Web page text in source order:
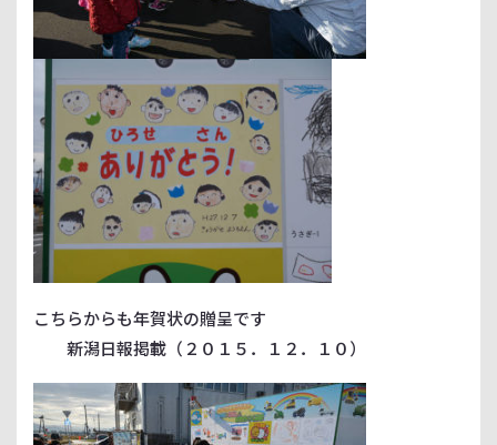
こちらからも年賀状の贈呈です
新潟日報掲載（２０１５．１２．１０）